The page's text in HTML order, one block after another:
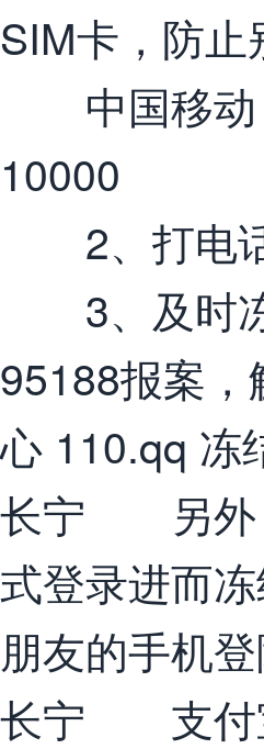
SIM卡，防
中国移动
10000
2、打电话
3、及时冻
95188报案
心 110.qq 冻
长宁 另外，
式登录进而
朋友的手机
长宁 支付宝